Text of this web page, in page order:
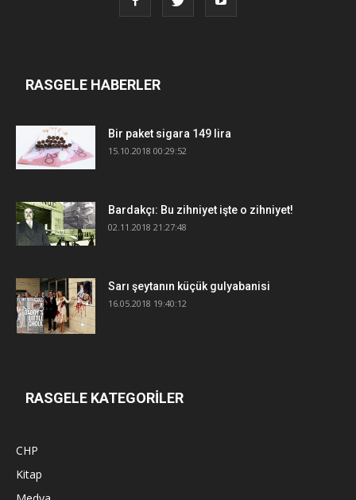
RASGELE HABERLER
Bir paket sigara 149 lira
15.10.2018 00:29:52
Bardakçı: Bu zihniyet işte o zihniyet!
02.11.2018 21:27:48
Sarı şeytanın küçük gulyabanisi
16.05.2018 19:40:12
RASGELE KATEGORİLER
CHP
Kitap